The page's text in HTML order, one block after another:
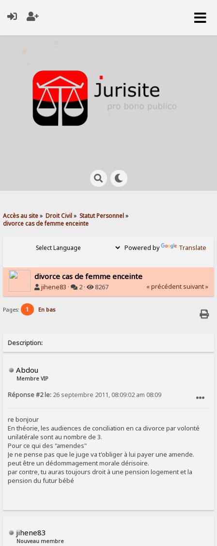
Accès au site» Droit Civil» Statut Personnel»
divorce cas de femme enceinte
Powered by Translate
divorce cas de femme enceinte
jihene83 · 2 · 8267 « précédent suivant »
Pages: 1 En bas
Description:
Abdou
Membre VIP
Réponse #2 le: 26 septembre 2011, 08:09:02 am 08:09
re bonjour
En théorie, les audiences de conciliation en ca divorce par volonté
unilatérale sont au nombre de 3.
Pour ce qui des "amendes"
Je ne pense pas que le juge va t'obliger à lui payer une amende.
peut être un dédommagement morale dérisoire.
par contre, tu auras toujours droit à une pension logement et la
pension du futur bébé
jihene83
Nouveau membre